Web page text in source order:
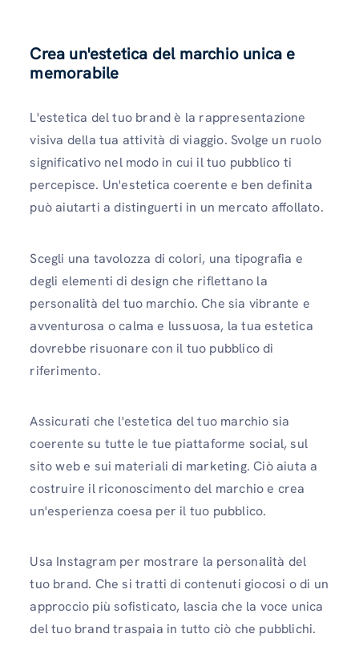
Crea un'estetica del marchio unica e
memorabile
L'estetica del tuo brand è la rappresentazione
visiva della tua attività di viaggio. Svolge un ruolo
significativo nel modo in cui il tuo pubblico ti
percepisce. Un'estetica coerente e ben definita
può aiutarti a distinguerti in un mercato affollato.
Scegli una tavolozza di colori, una tipografia e
degli elementi di design che riflettano la
personalità del tuo marchio. Che sia vibrante e
avventurosa o calma e lussuosa, la tua estetica
dovrebbe risuonare con il tuo pubblico di
riferimento.
Assicurati che l'estetica del tuo marchio sia
coerente su tutte le tue piattaforme social, sul
sito web e sui materiali di marketing. Ciò aiuta a
costruire il riconoscimento del marchio e crea
un'esperienza coesa per il tuo pubblico.
Usa Instagram per mostrare la personalità del
tuo brand. Che si tratti di contenuti giocosi o di un
approccio più sofisticato, lascia che la voce unica
del tuo brand traspaia in tutto ciò che pubblichi.